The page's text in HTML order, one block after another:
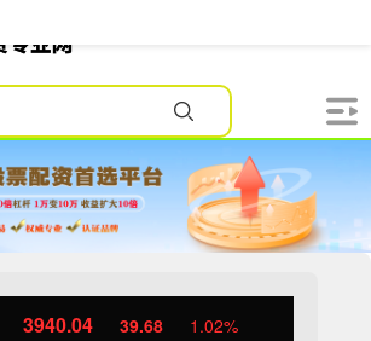
3940.04 39.68 1.02%